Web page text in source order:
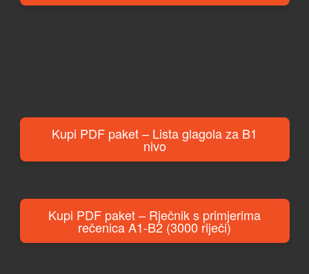
Kupi PDF paket – Lista glagola za B1
nivo
Kupi PDF paket – Rječnik s primjerima
rečenica A1-B2 (3000 riječi)